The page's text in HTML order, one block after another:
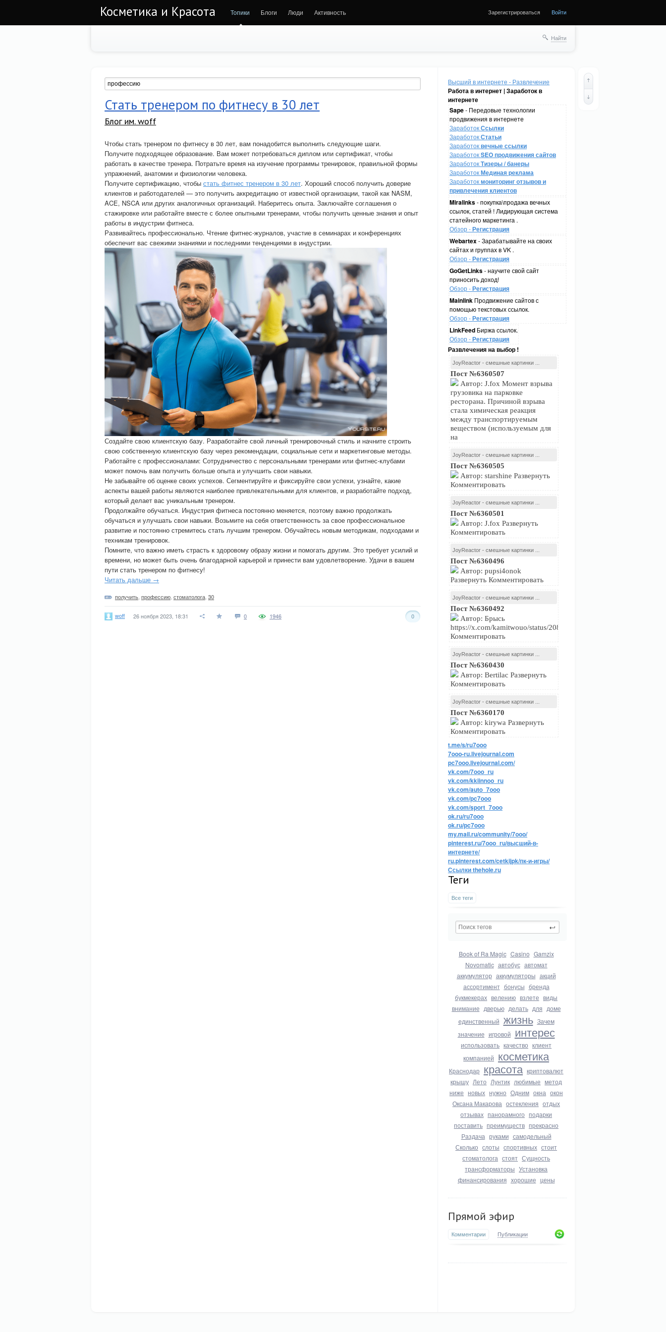
Косметика и Красота Топики Блоги Люди Активность Зарегистрироваться Войти
Найти
Высший в интернете - Развлечение
Работа в интернет | Заработок в
интернете
Sape- Передовые технологии
продвижения в интернете
ЗаработокСсылки
ЗаработокСтатьи
Заработоквечные ссылки
ЗаработокSEO продвижения сайтов
ЗаработокТизеры / банеры
ЗаработокМединая реклама
Заработокмониторинг отзывов и
привлечения клиентов
Miralinks- покупка\продажа вечных
ссылок, статей ! Лидирующая система
статейного маркетинга .
Обзор -Регистрация
Webartex- Зарабатывайте на своих
сайтах и группах в VK .
Обзор -Регистрация
GoGetLinks- научите свой сайт
приносить доход!
Обзор -Регистрация
Mainlink Продвижение сайтов с
помощью текстовых ссылок.
Обзор -Регистрация
LinkFeed Биржа ссылок.
Обзор -Регистрация
Развлечения на выбор !
JoyReactor - смешные картинки ...
Пост №6360507
Автор: J.fox Момент взрыва
грузовика на парковке
ресторана. Причиной взрыва
стала химическая реакция
между транспортируемым
веществом (используемым для
на
JoyReactor - смешные картинки ...
Пост №6360505
Автор: starshine Развернуть
Комментировать
JoyReactor - смешные картинки ...
Пост №6360501
Автор: J.fox Развернуть
Комментировать
JoyReactor - смешные картинки ...
Пост №6360496
Автор: pupsi4onok
Развернуть Комментировать
JoyReactor - смешные картинки ...
Пост №6360492
Автор: Брысь
https://x.com/kamitwouo/status/2081239716574474479Развернуть
Комментировать
JoyReactor - смешные картинки ...
Пост №6360430
Автор: Bertilac Развернуть
Комментировать
JoyReactor - смешные картинки ...
Пост №6360170
Автор: kirywa Развернуть
Комментировать
t.me/s/ru7ooo
7ooo-ru.livejournal.com
pc7ooo.livejournal.com/
vk.com/7ooo_ru
vk.com/kkiinnoo_ru
vk.com/auto_7ooo
vk.com/pc7ooo
vk.com/sport_7ooo
ok.ru/ru7ooo
ok.ru/pc7ooo
my.mail.ru/community/7ooo/
pinterest.ru/7ooo_ru/высший-в-
интернете/
ru.pinterest.com/cetkijpk/пк-и-игры/
Ссылки thehole.ru
Теги
Все теги
Book of Ra Magic Casino Gamzix
Novomatic автобус автомат
аккумулятор аккумуляторы акций
ассортимент бонусы бренда
букмекерах велению взлете виды
внимание дверью делать для доме
единственный жизнь Зачем
значение игровой интерес
использовать качество клиент
компанией косметика
Краснодар красота криптовалют
крышу Лето Лунтик любимые метод
ниже новых нужно Одним окна окон
Оксана Макарова остекления отдых
отзывах панорамного подарки
поставить преимуществ прекрасно
Раздача руками самодельный
Сколько слоты спортивных стоит
стоматолога стоят Сущность
трансформаторы Установка
финансирования хорошие цены
Прямой эфир
Комментарии Публикации
Стать тренером по фитнесу в 30 лет
Блог им. woff
Чтобы стать тренером по фитнесу в 30 лет, вам понадобится выполнить следующие шаги.
Получите подходящее образование. Вам может потребоваться диплом или сертификат, чтобы
работать в качестве тренера. Потратьте время на изучение программы тренировок, правильной формы
упражнений, анатомии и физиологии человека.
Получите сертификацию, чтобы стать фитнес тренером в 30 лет. Хороший способ получить доверие
клиентов и работодателей — это получить аккредитацию от известной организации, такой как NASM,
ACE, NSCA или других аналогичных организаций. Наберитесь опыта. Заключайте соглашения о
стажировке или работайте вместе с более опытными тренерами, чтобы получить ценные знания и опыт
работы в индустрии фитнеса.
Развивайтесь профессионально. Чтение фитнес-журналов, участие в семинарах и конференциях
обеспечит вас свежими знаниями и последними тенденциями в индустрии.
Создайте свою клиентскую базу. Разработайте свой личный тренировочный стиль и начните строить
свою собственную клиентскую базу через рекомендации, социальные сети и маркетинговые методы.
Работайте с профессионалами: Сотрудничество с персональными тренерами или фитнес-клубами
может помочь вам получить больше опыта и улучшить свои навыки.
Не забывайте об оценке своих успехов. Сегментируйте и фиксируйте свои успехи, узнайте, какие
аспекты вашей работы являются наиболее привлекательными для клиентов, и разработайте подход,
который делает вас уникальным тренером.
Продолжайте обучаться. Индустрия фитнеса постоянно меняется, поэтому важно продолжать
обучаться и улучшать свои навыки. Возьмите на себя ответственность за свое профессиональное
развитие и постоянно стремитесь стать лучшим тренером. Обучайтесь новым методикам, подходами и
техникам тренировок.
Помните, что важно иметь страсть к здоровому образу жизни и помогать другим. Это требует усилий и
времени, но может быть очень благодарной карьерой и принести вам удовлетворение. Удачи в вашем
пути стать тренером по фитнесу!
Читать дальше →
получить профессию стоматолога 30
woff 26 ноября 2023, 18:31 0 0
1946